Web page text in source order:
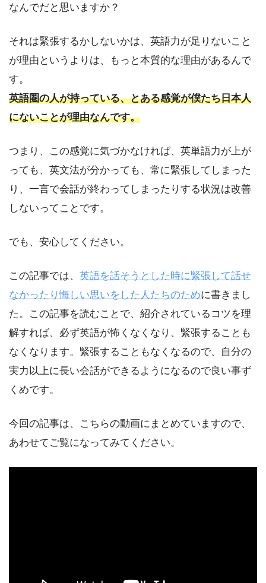
なんでだと思いますか？
それは緊張するかしないかは、英語力が足りないこと
が理由というよりは、もっと本質的な理由があるんで
す。
英語圏の人が持っている、とある感覚が僕たち日本人
にないことが理由なんです。
つまり、この感覚に気づかなければ、英単語力が上が
っても、英文法が分かっても、常に緊張してしまった
り、一言で会話が終わってしまったりする状況は改善
しないってことです。
でも、安心してください。
この記事では、 英語を話そうとした時に緊張して話せ
なかったり悔しい思いをした人たちのために書きまし
た。この記事を読むことで、紹介されているコツを理
解すれば、必ず英語が怖くなくなり、緊張することも
なくなります。緊張することもなくなるので、自分の
実力以上に長い会話ができるようになるので良い事ず
くめです。
今回の記事は、こちらの動画にまとめていますので、
あわせてご覧になってみてください。